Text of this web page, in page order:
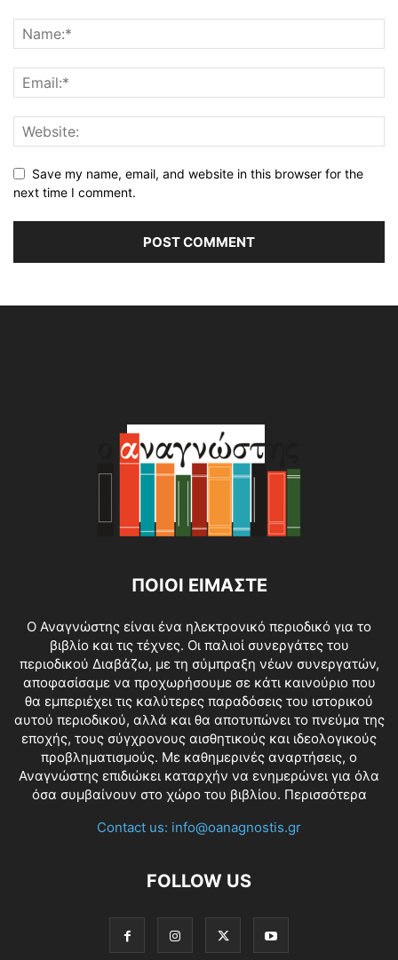
Save my name, email, and website in this browser for the
next time I comment.
ΠΟΙΟΙ ΕΙΜΑΣΤΕ
O Αναγνώστης είναι ένα ηλεκτρονικό περιοδικό για το
βιβλίο και τις τέχνες. Οι παλιοί συνεργάτες του
περιοδικού Διαβάζω, με τη σύμπραξη νέων συνεργατών,
αποφασίσαμε να προχωρήσουμε σε κάτι καινούριο που
θα εμπεριέχει τις καλύτερες παραδόσεις του ιστορικού
αυτού περιοδικού, αλλά και θα αποτυπώνει το πνεύμα της
εποχής, τους σύγχρονους αισθητικούς και ιδεολογικούς
προβληματισμούς. Με καθημερινές αναρτήσεις, ο
Αναγνώστης επιδιώκει καταρχήν να ενημερώνει για όλα
όσα συμβαίνουν στο χώρο του βιβλίου. Περισσότερα
Contact us: info@oanagnostis.gr
FOLLOW US